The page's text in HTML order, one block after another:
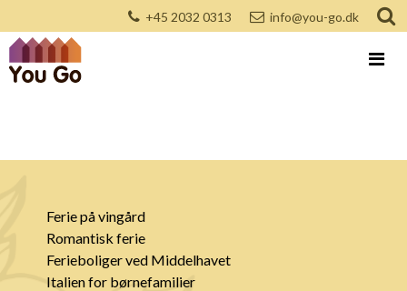
+45 2032 0313 info@you-go.dk
Ferie på vingård
Romantisk ferie
Ferieboliger ved Middelhavet
Italien for børnefamilier